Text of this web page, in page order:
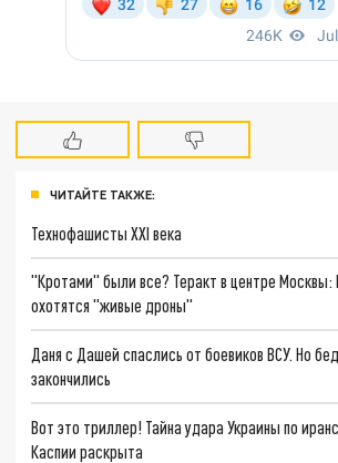
ЧИТАЙТЕ ТАКЖЕ:
Технофашисты XXI века
"Кротами" были все? Теракт в центре Москвы:
охотятся "живые дроны"
Даня с Дашей спаслись от боевиков ВСУ. Но
закончились
Вот это триллер! Тайна удара Украины по
Каспии раскрыта